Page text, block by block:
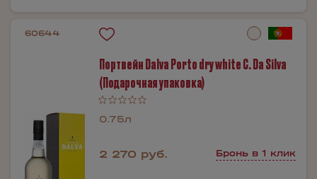
60644
Портвейн Dalva Porto dry white C. Da Silva
(Подарочная упаковка)
0.75л
2 270 руб. Бронь в 1 клик